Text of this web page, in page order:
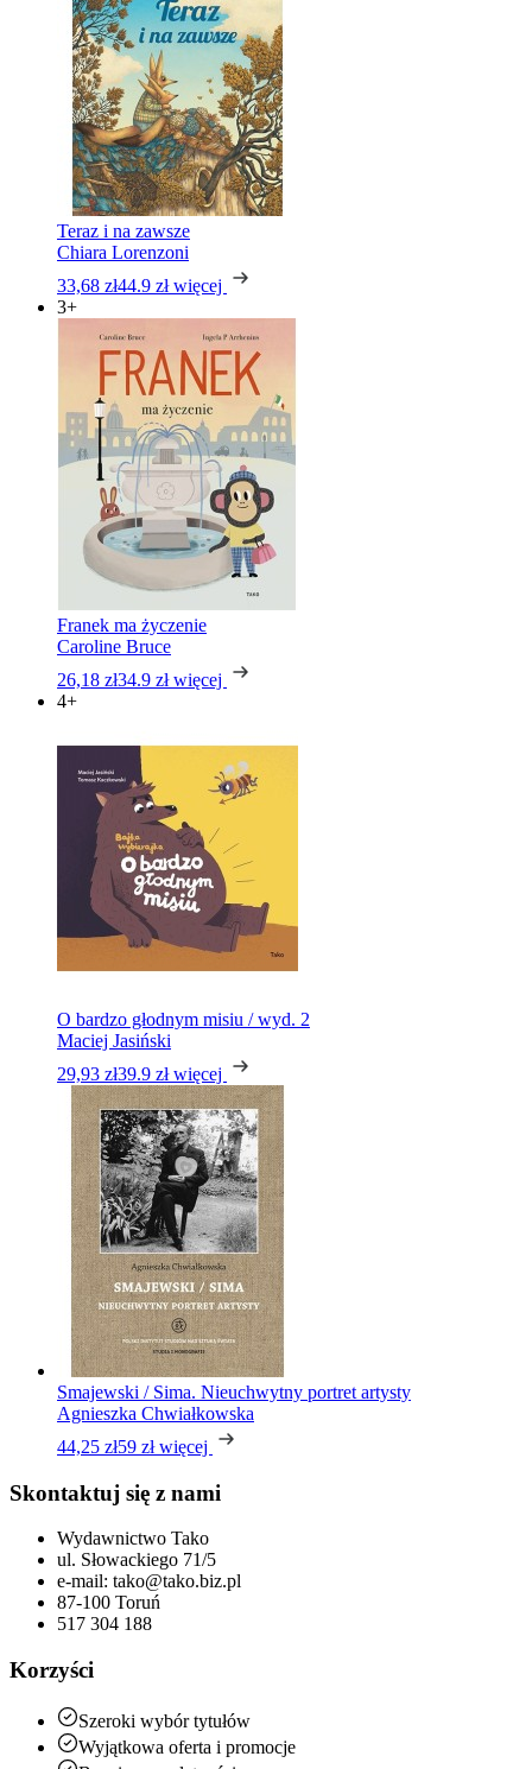
Teraz i na zawsze
Chiara Lorenzoni
33,68 zł44.9 zł więcej
3+
Franek ma życzenie
Caroline Bruce
26,18 zł34.9 zł więcej
4+
O bardzo głodnym misiu / wyd. 2
Maciej Jasiński
29,93 zł39.9 zł więcej
Smajewski / Sima. Nieuchwytny portret artysty
Agnieszka Chwiałkowska
44,25 zł59 zł więcej
Skontaktuj się z nami
Wydawnictwo Tako
ul. Słowackiego 71/5
e-mail: tako@tako.biz.pl
87-100 Toruń
517 304 188
Korzyści
Szeroki wybór tytułów
Wyjątkowa oferta i promocje